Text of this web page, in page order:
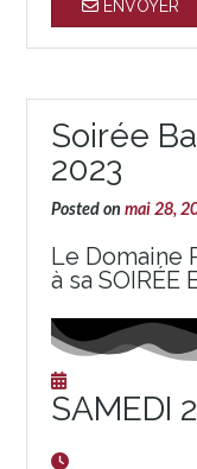
ENVOYER
Soirée
2023
Posted on mai 28,
Le Domaine
à sa SOIRÉE
SAMEDI